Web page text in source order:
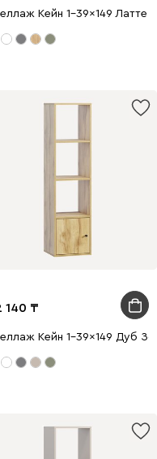
Кейн 1-39x149 Латте
140
Кейн 1-39x149 Дуб